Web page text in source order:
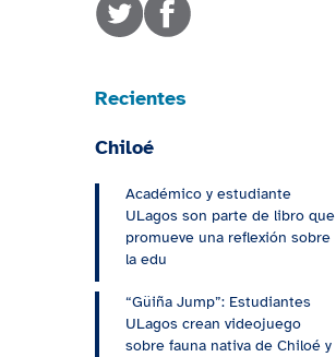
Recientes
Chiloé
Académico y estudiante
ULagos son parte de libro que
promueve una reflexión sobre
la edu
“Güiña Jump”: Estudiantes
ULagos crean videojuego
sobre fauna nativa de Chiloé y